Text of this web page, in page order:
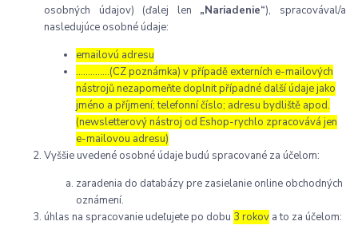
osobných údajov) (ďalej len „Nariadenie“), spracovával/a
nasledujúce osobné údaje:
emailovú adresu
…………..(CZ poznámka) v případě externích e-mailových
nástrojů nezapomeňte doplnit případné další údaje jako
jméno a příjmení; telefonní číslo; adresu bydliště apod.
(newsletterový nástroj od Eshop-rychlo zpracovává jen
e-mailovou adresu)
Vyššie uvedené osobné údaje budú spracované za účelom:
zaradenia do databázy pre zasielanie online obchodných
oznámení.
úhlas na spracovanie udeľujete po dobu 3 rokov a to za účelom: